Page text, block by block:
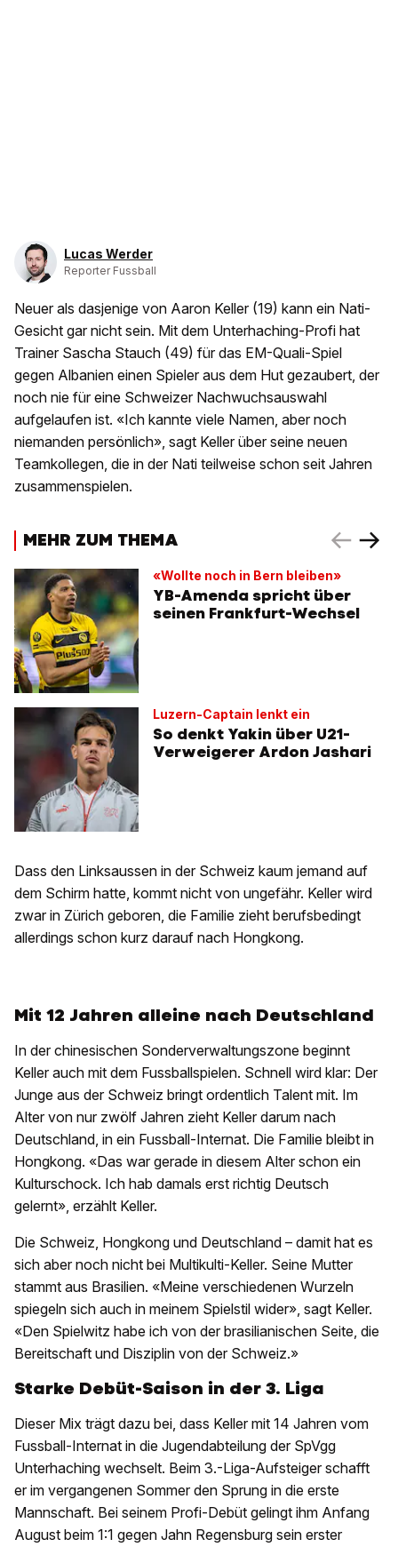
Lucas Werder
Reporter Fussball
Neuer als dasjenige von Aaron Keller (19) kann ein Nati-
Gesicht gar nicht sein. Mit dem Unterhaching-Profi hat
Trainer Sascha Stauch (49) für das EM-Quali-Spiel
gegen Albanien einen Spieler aus dem Hut gezaubert, der
noch nie für eine Schweizer Nachwuchsauswahl
aufgelaufen ist. «Ich kannte viele Namen, aber noch
niemanden persönlich», sagt Keller über seine neuen
Teamkollegen, die in der Nati teilweise schon seit Jahren
zusammenspielen.
MEHR ZUM THEMA
«Wollte noch in Bern bleiben»
YB-Amenda spricht über
seinen Frankfurt-Wechsel
Luzern-Captain lenkt ein
So denkt Yakin über U21-
Verweigerer Ardon Jashari
Dass den Linksaussen in der Schweiz kaum jemand auf
dem Schirm hatte, kommt nicht von ungefähr. Keller wird
zwar in Zürich geboren, die Familie zieht berufsbedingt
allerdings schon kurz darauf nach Hongkong.
Mit 12 Jahren alleine nach Deutschland
In der chinesischen Sonderverwaltungszone beginnt
Keller auch mit dem Fussballspielen. Schnell wird klar: Der
Junge aus der Schweiz bringt ordentlich Talent mit. Im
Alter von nur zwölf Jahren zieht Keller darum nach
Deutschland, in ein Fussball-Internat. Die Familie bleibt in
Hongkong. «Das war gerade in diesem Alter schon ein
Kulturschock. Ich hab damals erst richtig Deutsch
gelernt», erzählt Keller.
Die Schweiz, Hongkong und Deutschland – damit hat es
sich aber noch nicht bei Multikulti-Keller. Seine Mutter
stammt aus Brasilien. «Meine verschiedenen Wurzeln
spiegeln sich auch in meinem Spielstil wider», sagt Keller.
«Den Spielwitz habe ich von der brasilianischen Seite, die
Bereitschaft und Disziplin von der Schweiz.»
Starke Debüt-Saison in der 3. Liga
Dieser Mix trägt dazu bei, dass Keller mit 14 Jahren vom
Fussball-Internat in die Jugendabteilung der SpVgg
Unterhaching wechselt. Beim 3.-Liga-Aufsteiger schafft
er im vergangenen Sommer den Sprung in die erste
Mannschaft. Bei seinem Profi-Debüt gelingt ihm Anfang
August beim 1:1 gegen Jahn Regensburg sein erster